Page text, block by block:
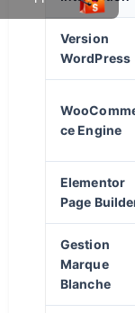
Version
WordPress
ce Engine
Elementor
Page
Gestion
Marque
Blanche